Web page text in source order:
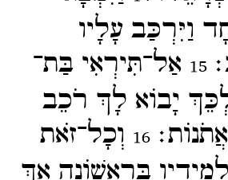
וַיִּרְכַּב עָלָיו
15 אַל־​תִּירְאִי בַּת־​
יָבוֹא לָךְ רֹכֵב
16 וְכָל־​זֹאת
בָּרִאשׁוֹנָה אַךְ